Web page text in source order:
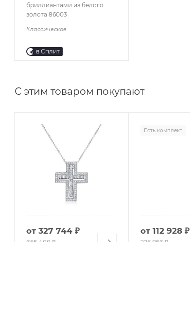
бриллиантами из белого
золота 86003
Классическое
в Сплит
С этим товаром покупают
от 327 744 ₽
655 488 ₽
Есть комплект
от 112 928 ₽
225 856 ₽